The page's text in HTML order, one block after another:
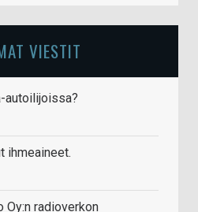
VIESTIT
autoilijoissa?
ihmeaineet.
Oy:n radioverkon